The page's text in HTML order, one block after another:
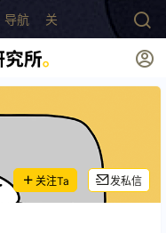
导航 关于
关注Ta 发私信